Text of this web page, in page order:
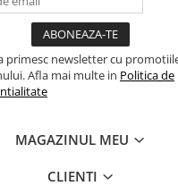
primesc newsletter cu
Afla mai multe in Politica de
MAGAZINUL MEU
CLIENTI